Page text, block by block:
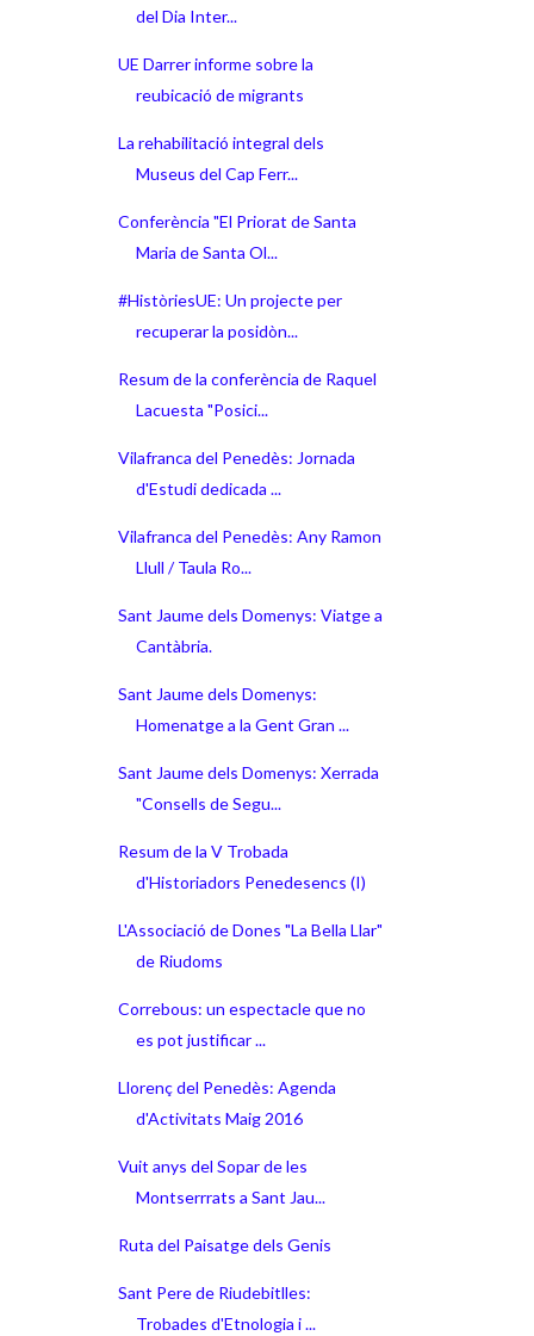
del Dia Inter...
UE Darrer informe sobre la
reubicació de migrants
La rehabilitació integral dels
Museus del Cap Ferr...
Conferència "El Priorat de Santa
Maria de Santa Ol...
#HistòriesUE: Un projecte per
recuperar la posidòn...
Resum de la conferència de Raquel
Lacuesta "Posici...
Vilafranca del Penedès: Jornada
d'Estudi dedicada ...
Vilafranca del Penedès: Any Ramon
Llull / Taula Ro...
Sant Jaume dels Domenys: Viatge a
Cantàbria.
Sant Jaume dels Domenys:
Homenatge a la Gent Gran ...
Sant Jaume dels Domenys: Xerrada
"Consells de Segu...
Resum de la V Trobada
d'Historiadors Penedesencs (I)
L'Associació de Dones "La Bella Llar"
de Riudoms
Correbous: un espectacle que no
es pot justificar ...
Llorenç del Penedès: Agenda
d'Activitats Maig 2016
Vuit anys del Sopar de les
Montserrrats a Sant Jau...
Ruta del Paisatge dels Genis
Sant Pere de Riudebitlles:
Trobades d'Etnologia i ...